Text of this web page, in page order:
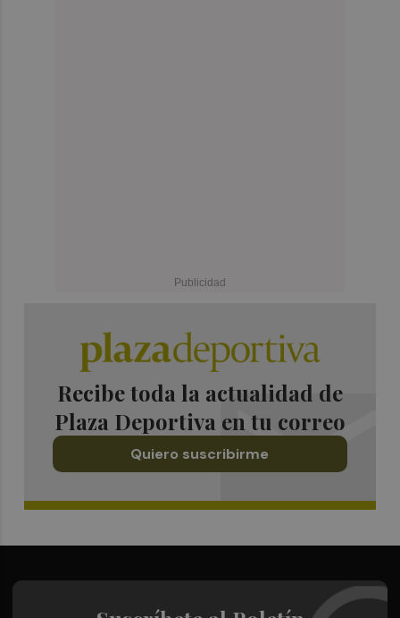
Recibe toda la actualidad de
Plaza Deportiva en tu correo
Quiero suscribirme